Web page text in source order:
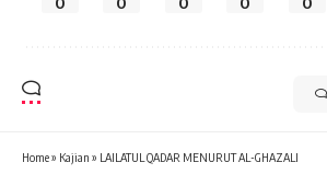
Home» Kajian » LAILATUL QADAR MENURUT AL-GHAZALI